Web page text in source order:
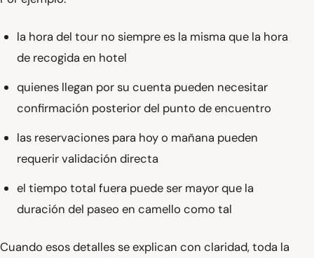
la hora del tour no siempre es la misma que la hora
de recogida en hotel
quienes llegan por su cuenta pueden necesitar
confirmación posterior del punto de encuentro
las reservaciones para hoy o mañana pueden
requerir validación directa
el tiempo total fuera puede ser mayor que la
duración del paseo en camello como tal
Cuando esos detalles se explican con claridad, toda la